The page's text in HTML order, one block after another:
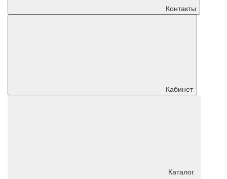
Контакты
Кабинет
Каталог